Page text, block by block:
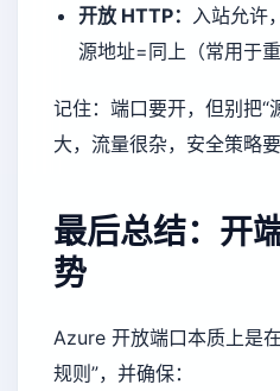
开放 HTTP：
入站允许
源地址=同上（常用于
记住：端口要开，但别把“
大，流量很杂，安全策略要
最后总结：开
势
Azure 开放端口本质上是
规则”，并确保：